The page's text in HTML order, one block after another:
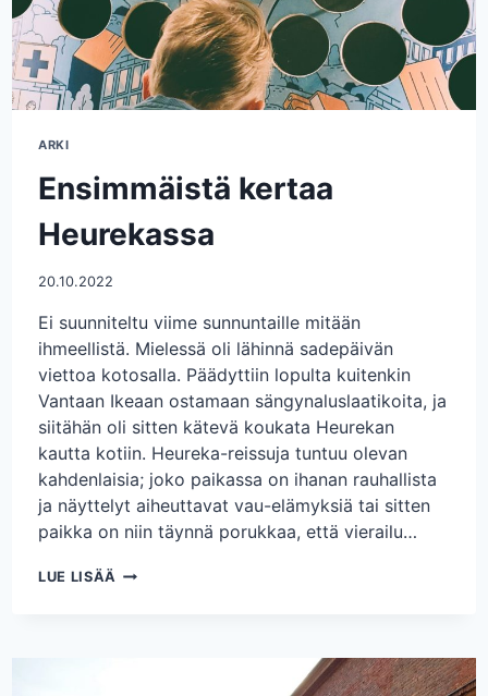
ARKI
Ensimmäistä kertaa
Heurekassa
20.10.2022
Ei suunniteltu viime sunnuntaille mitään
ihmeellistä. Mielessä oli lähinnä sadepäivän
viettoa kotosalla. Päädyttiin lopulta kuitenkin
Vantaan Ikeaan ostamaan sängynaluslaatikoita, ja
siitähän oli sitten kätevä koukata Heurekan
kautta kotiin. Heureka-reissuja tuntuu olevan
kahdenlaisia; joko paikassa on ihanan rauhallista
ja näyttelyt aiheuttavat vau-elämyksiä tai sitten
paikka on niin täynnä porukkaa, että vierailu…
LUE LISÄÄ ENSIMMÄISTÄ